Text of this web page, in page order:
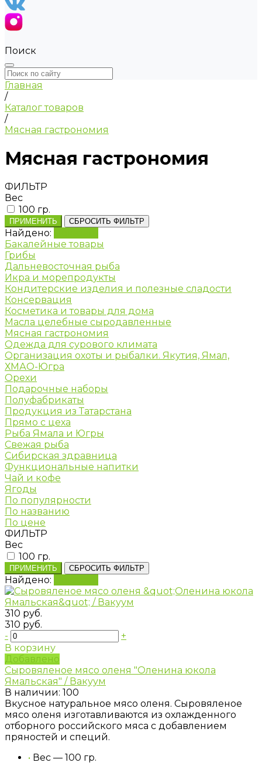
Поиск
Главная
/
Каталог товаров
/
Мясная гастрономия
Мясная гастрономия
ФИЛЬТР
Вес
100 гр.
ПРИМЕНИТЬ СБРОСИТЬ ФИЛЬТР
Найдено:
Бакалейные товары
Грибы
Дальневосточная рыба
Икра и морепродукты
Кондитерские изделия и полезные сладости
Консервация
Косметика и товары для дома
Масла целебные сыродавленные
Мясная гастрономия
Одежда для сурового климата
Организация охоты и рыбалки. Якутия, Ямал,
ХМАО-Югра
Орехи
Подарочные наборы
Полуфабрикаты
Продукция из Татарстана
Прямо с цеха
Рыба Ямала и Югры
Свежая рыба
Сибирская здравница
Функциональные напитки
Чай и кофе
Ягоды
По популярности
По названию
По цене
ФИЛЬТР
Вес
100 гр.
ПРИМЕНИТЬ СБРОСИТЬ ФИЛЬТР
Найдено:
310 руб.
310 руб.
-
+
В корзину
Добавлено
Сыровяленое мясо оленя "Оленина юкола
Ямальская" / Вакуум
В наличии: 100
Вкусное натуральное мясо оленя. Сыровяленое
мясо оленя изготавливаются из охлажденного
отборного российского мяса с добавлением
пряностей и специй.
• Вес — 100 гр.